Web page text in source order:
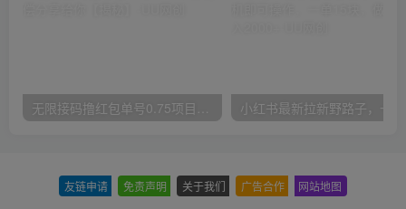
无限接码撸红包单号0.75项目无偿分享给你【揭秘】
友链申请 免责声明 关于我们 广告合作 网站地图